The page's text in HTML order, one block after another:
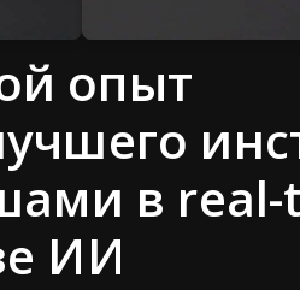
опыт
в real-
ИИ